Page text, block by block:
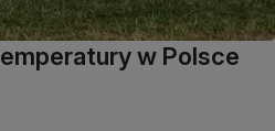
w Polsce